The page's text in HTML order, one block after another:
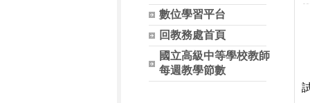
數位學習平台
回教務處首頁
國立高級中等學校教師
每週教學節數